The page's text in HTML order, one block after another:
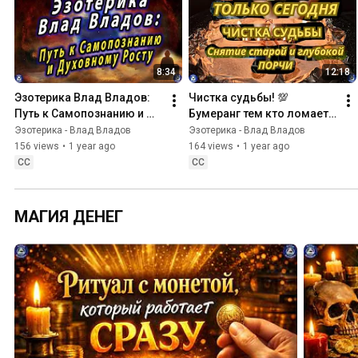
8:34
Эзотерика Влад Владов:
Путь к Самопознанию и
Духовному Росту 🔯 Кто
такой Влад Владов? ♠
Эзотерика - Влад Владов
156 views • 1 year ago
CC
12:18
Чистка судьбы! 💯
Бумеранг тем кто ломает
вашу судьбу! 🪐
Эзотерика-Влад Владов ♠
Эзотерика - Влад Владов
164 views • 1 year ago
CC
МАГИЯ ДЕНЕГ